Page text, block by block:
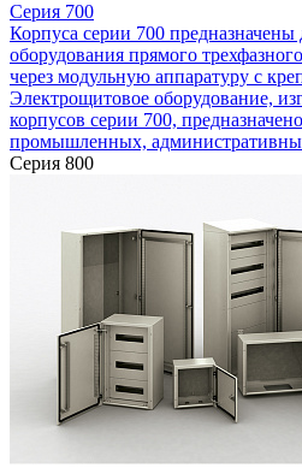
Серия 700
Корпуса серии 700
оборудования прямого
через модульную аппаратуру с
Электрощитовое оборудование,
корпусов серии 700,
промышленных,
Серия 800